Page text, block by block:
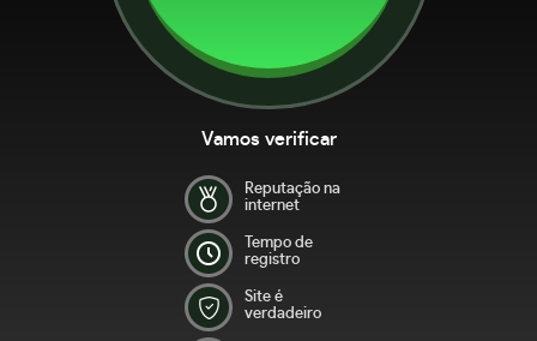
Vamos verificar
Reputação na
internet
Tempo de
registro
Site é
verdadeiro